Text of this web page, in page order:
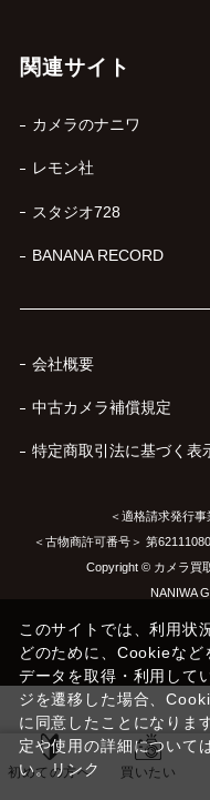
初めての方へ 買いたい
関連サイト
カメラのナニワ
レモン社
スタジオ728
BANANA RECORD
会社概要
中古カメラ補償規定
特定商取引法に基づく表
＜適格請求発行
＜古物商許可番号＞ 第
Copyright © カメラ買
NANIWA
このサイトでは、利用状
どのために、Cookieなど
データを取得・利用して
ジを遷移した場合、
に同意したことになりま
定や使用の詳細について
い。リンク